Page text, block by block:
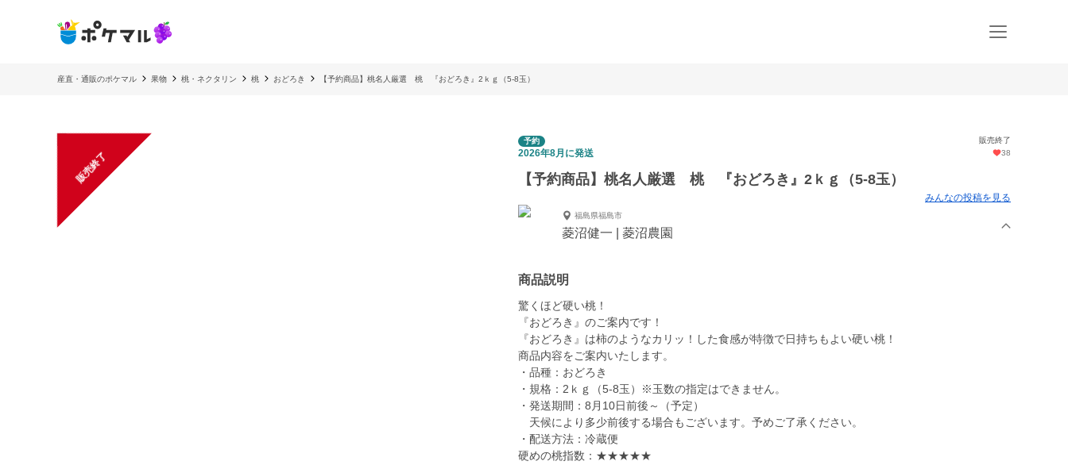
産直・通販のポケマル 果物 桃・ネクタリン 桃 おどろき 【予約商品】桃名人厳選 桃 『おどろき』2ｋｇ（5-8玉）
販売終了
予約 販売終了
2026年8月に発送 38
【予約商品】桃名人厳選 桃 『おどろき』2ｋｇ（5-8玉）
みんなの投稿を見る
福島県福島市
菱沼健一 | 菱沼農園
商品説明
驚くほど硬い桃！
『おどろき』のご案内です！
『おどろき』は柿のようなカリッ！した食感が特徴で日持ちもよい硬い桃！
商品内容をご案内いたします。
・品種：おどろき
・規格：2ｋｇ（5-8玉）※玉数の指定はできません。
・発送期間：8月10日前後～（予定）
天候により多少前後する場合もございます。予めご了承ください。
・配送方法：冷蔵便
硬めの桃指数：★★★★★